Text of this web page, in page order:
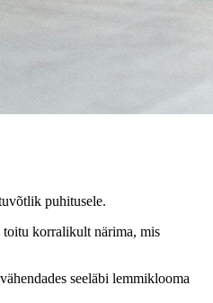
puhitusele.
korralikult närima, mis
seeläbi lemmiklooma